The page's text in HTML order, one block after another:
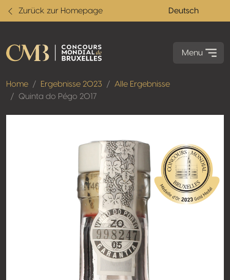
Zurück zur Homepage Deutsch
Menu
Home Ergebnisse 2023
Alle Ergebnisse
Quinta do Pégo 2017